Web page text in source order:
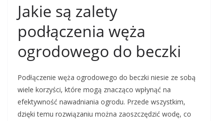
Jakie są zalety
podłączenia węża
ogrodowego do beczki
Podłączenie węża ogrodowego do beczki niesie ze sobą
wiele korzyści, które mogą znacząco wpłynąć na
efektywność nawadniania ogrodu. Przede wszystkim,
dzięki temu rozwiązaniu można zaoszczędzić wodę, co